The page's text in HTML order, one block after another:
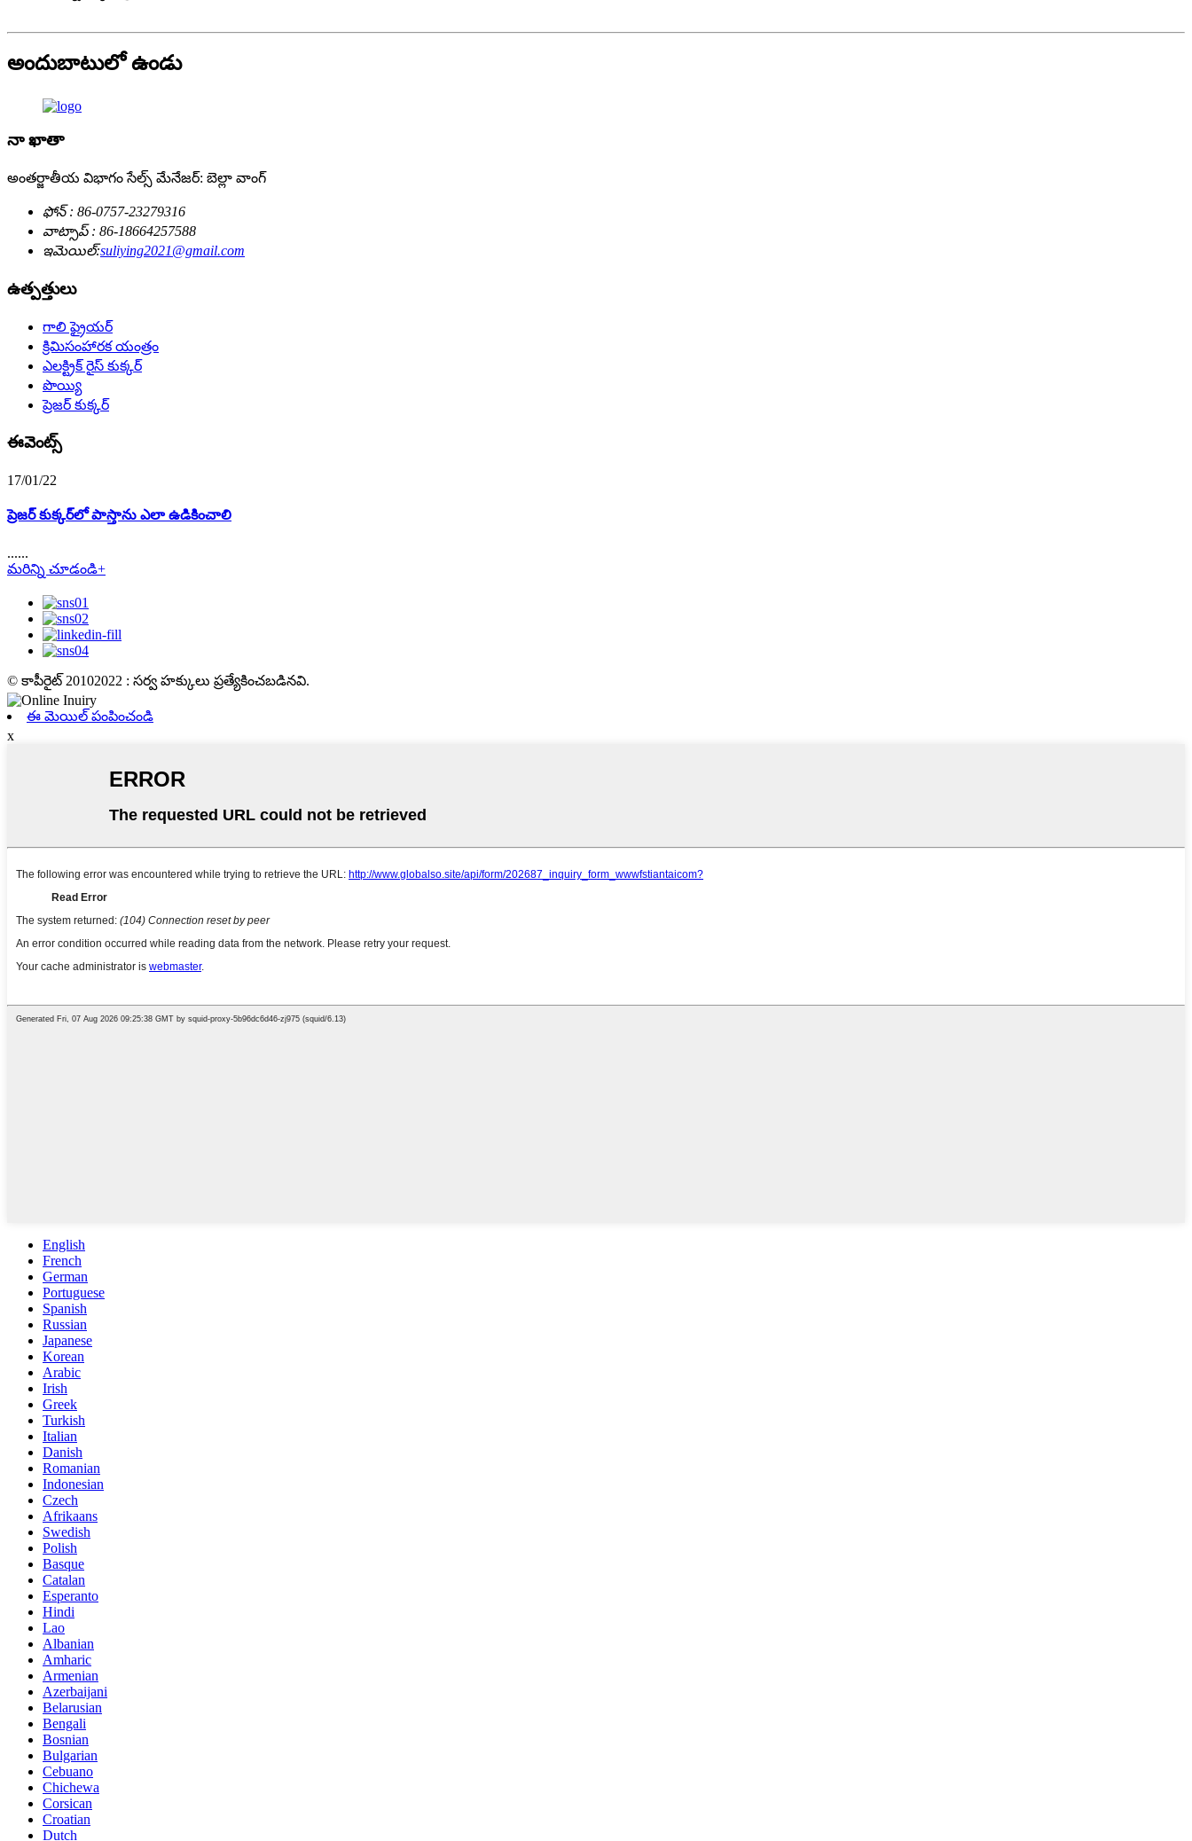
అందుబాటులో ఉండు
నా ఖాతా
అంతర్జాతీయ విభాగం సేల్స్ మేనేజర్: బెల్లా వాంగ్
ఫోన్ : 86-0757-23279316
వాట్సాప్ : 86-18664257588
ఇమెయిల్:suliying2021@gmail.com
ఉత్పత్తులు
గాలి ఫ్రైయర్
క్రిమిసంహారక యంత్రం
ఎలక్ట్రిక్ రైస్ కుక్కర్
పొయ్యి
ప్రెజర్ కుక్కర్
ఈవెంట్స్
17/01/22
ప్రెజర్ కుక్కర్‌లో పాస్తాను ఎలా ఉడికించాలి
......
మరిన్ని చూడండి+
© కాపీరైట్ 20102022 : సర్వ హక్కులు ప్రత్యేకించబడినవి.
ఈ మెయిల్ పంపించండి
x
English
French
German
Portuguese
Spanish
Russian
Japanese
Korean
Arabic
Irish
Greek
Turkish
Italian
Danish
Romanian
Indonesian
Czech
Afrikaans
Swedish
Polish
Basque
Catalan
Esperanto
Hindi
Lao
Albanian
Amharic
Armenian
Azerbaijani
Belarusian
Bengali
Bosnian
Bulgarian
Cebuano
Chichewa
Corsican
Croatian
Dutch